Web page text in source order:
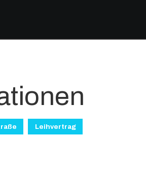
Leihvertrag